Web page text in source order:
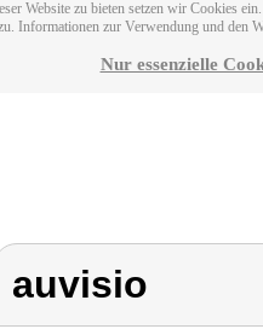
Website zu bieten setzen wir Cookies
Informationen zur Verwendung und den
Nur essenzielle
auvisio